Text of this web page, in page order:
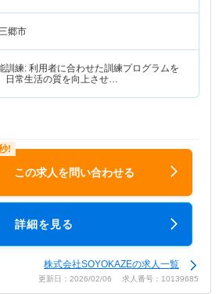
郷市
訓練: 利用者に合わせた訓練プログラムを
日常生活の質を向上させ…
この求人を問い合わせる
詳細を見る
株式会社SOYOKAZEの求人一覧
更新日：2026/02/06 求人番号：10139685